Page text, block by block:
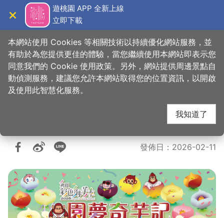
主
遊桃園 APP 全新上線
立即下載
2026桃園彩色海芋季-
發佈日 ： 2026-02-11
本網站使用 Cookies 等相關技術以持續優化網站服務，並
有助於為您提供更佳的體驗，當您繼續使用本網站即表示您
同意我們的 Cookie 使用政策。另外，網站提供周邊景點自
動偵測服務，建議您允許本網站取得您的位置資訊，以開啟
及使用此智慧化服務。
我知道了